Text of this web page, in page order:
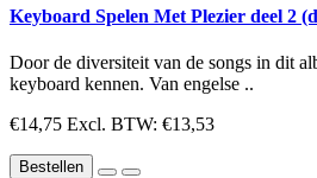
Keyboard Spelen Met Plezier deel 2
Door de diversiteit van de songs in dit
keyboard kennen. Van engelse ..
€14,75 Excl. BTW: €13,53
Bestellen